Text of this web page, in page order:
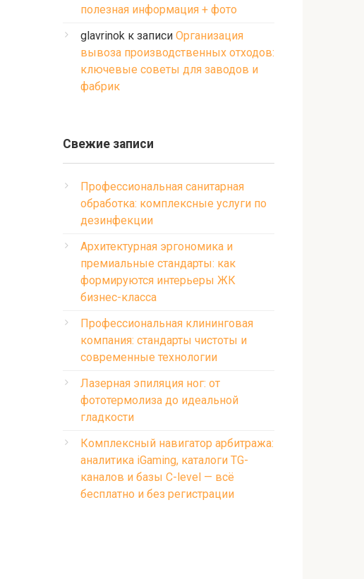
полезная информация + фото
glavrinok к записи Организация
вывоза производственных отходов:
ключевые советы для заводов и
фабрик
Свежие записи
Профессиональная санитарная
обработка: комплексные услуги по
дезинфекции
Архитектурная эргономика и
премиальные стандарты: как
формируются интерьеры ЖК
бизнес-класса
Профессиональная клининговая
компания: стандарты чистоты и
современные технологии
Лазерная эпиляция ног: от
фототермолиза до идеальной
гладкости
Комплексный навигатор арбитража:
аналитика iGaming, каталоги TG-
каналов и базы C-level — всё
бесплатно и без регистрации